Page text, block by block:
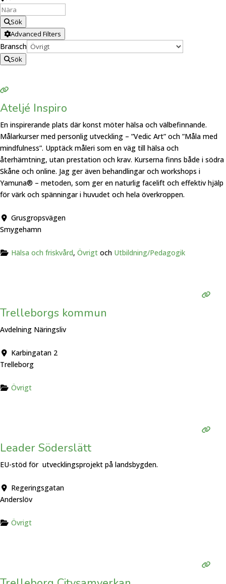
Sök
Advanced Filters
Bransch
Sök
Ateljé Inspiro
En inspirerande plats där konst möter hälsa och välbefinnande.
Målarkurser med personlig utveckling – ”Vedic Art” och ”Måla med
mindfulness”. Upptäck måleri som en väg till hälsa och
återhämtning, utan prestation och krav. Kurserna finns både i södra
Skåne och online. Jag ger även behandlingar och workshops i
Yamuna® – metoden, som ger en naturlig facelift och effektiv hjälp
för värk och spänningar i huvudet och hela överkroppen.
Grusgropsvägen
Smygehamn
Hälsa och friskvård, Övrigtoch Utbildning/Pedagogik
Trelleborgs kommun
Avdelning Näringsliv
Karbingatan 2
Trelleborg
Övrigt
Leader Söderslätt
EU-stöd för utvecklingsprojekt på landsbygden.
Regeringsgatan
Anderslöv
Övrigt